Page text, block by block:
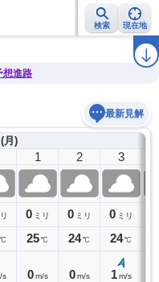
検索 現在地
ラ
想進路
最新見解
月)
℃
s
1
0 ミリ
25℃
0 m/s
2
0 ミリ
24℃
0 m/s
3
0 ミリ
24℃
1 m/s